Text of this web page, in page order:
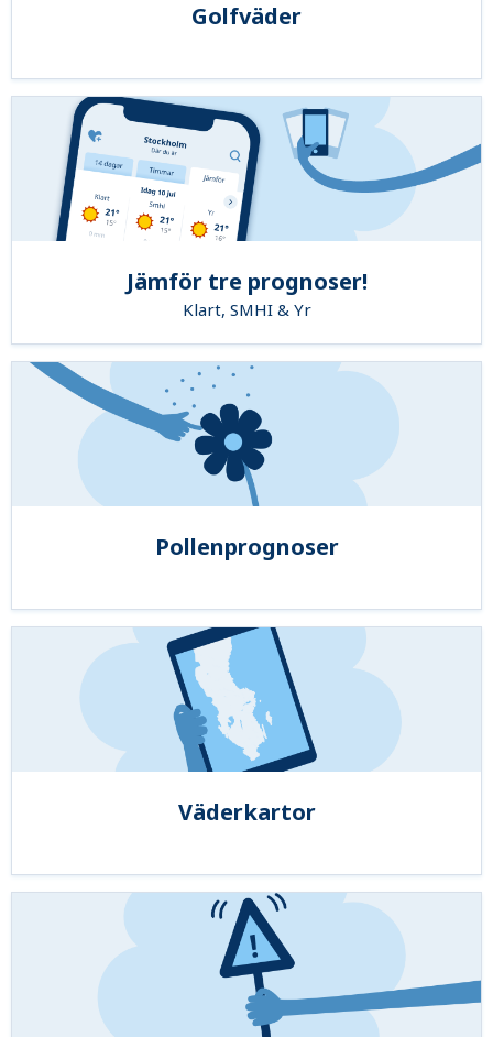
Golfväder
Jämför tre prognoser!
Klart, SMHI & Yr
Pollenprognoser
Väderkartor